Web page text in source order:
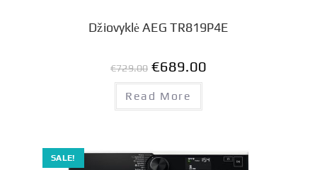
Džiovyklė AEG TR819P4E
€729.00 €689.00
Read More
SALE!